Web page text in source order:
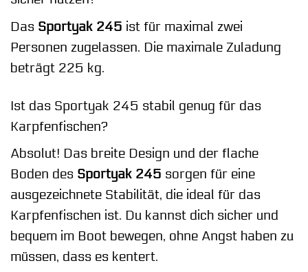
Das Sportyak 245 ist für maximal zwei
Personen zugelassen. Die maximale Zuladung
beträgt 225 kg.
Ist das Sportyak 245 stabil genug für das
Karpfenfischen?
Absolut! Das breite Design und der flache
Boden des Sportyak 245 sorgen für eine
ausgezeichnete Stabilität, die ideal für das
Karpfenfischen ist. Du kannst dich sicher und
bequem im Boot bewegen, ohne Angst haben zu
müssen, dass es kentert.